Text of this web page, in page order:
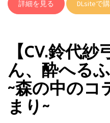
詳細を見る DLsiteで
【CV.鈴代
ん、酔へる
~森の中のコ
まり~